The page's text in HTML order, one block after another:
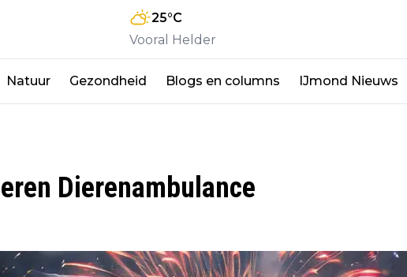
25°C
Vooral Helder
Natuur Gezondheid Blogs en columns IJmond Nieuws
Dierenambulance